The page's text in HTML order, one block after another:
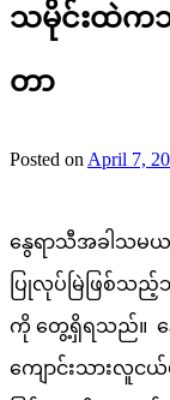
သမိုင်းထဲကသို
တာ
Posted on April 7,
နွေရာသီအခါသမယ
ပြုလုပ်မြဲဖြစ်သ
ကို တွေ့ရှိရသည်။ နွ
ကျောင်းသားလူငယ်